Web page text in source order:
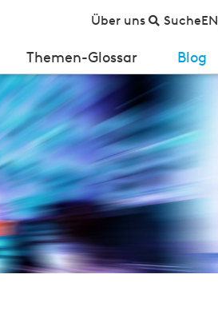
Über uns SucheEN
Themen-Glossar Blog